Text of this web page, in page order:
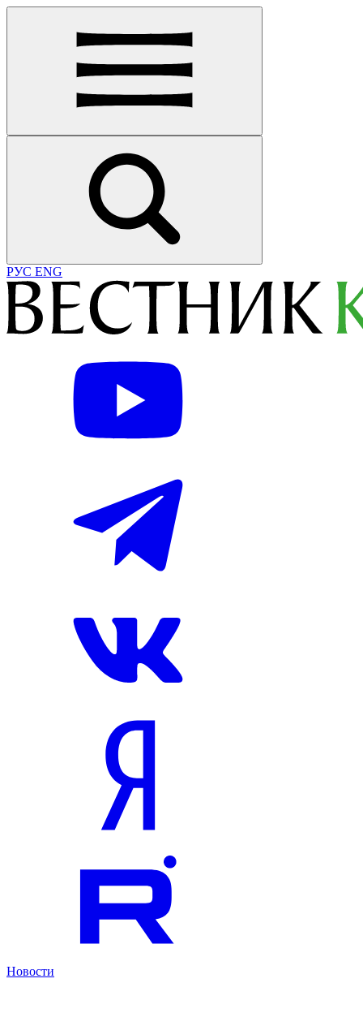
РУС ENG
Новости